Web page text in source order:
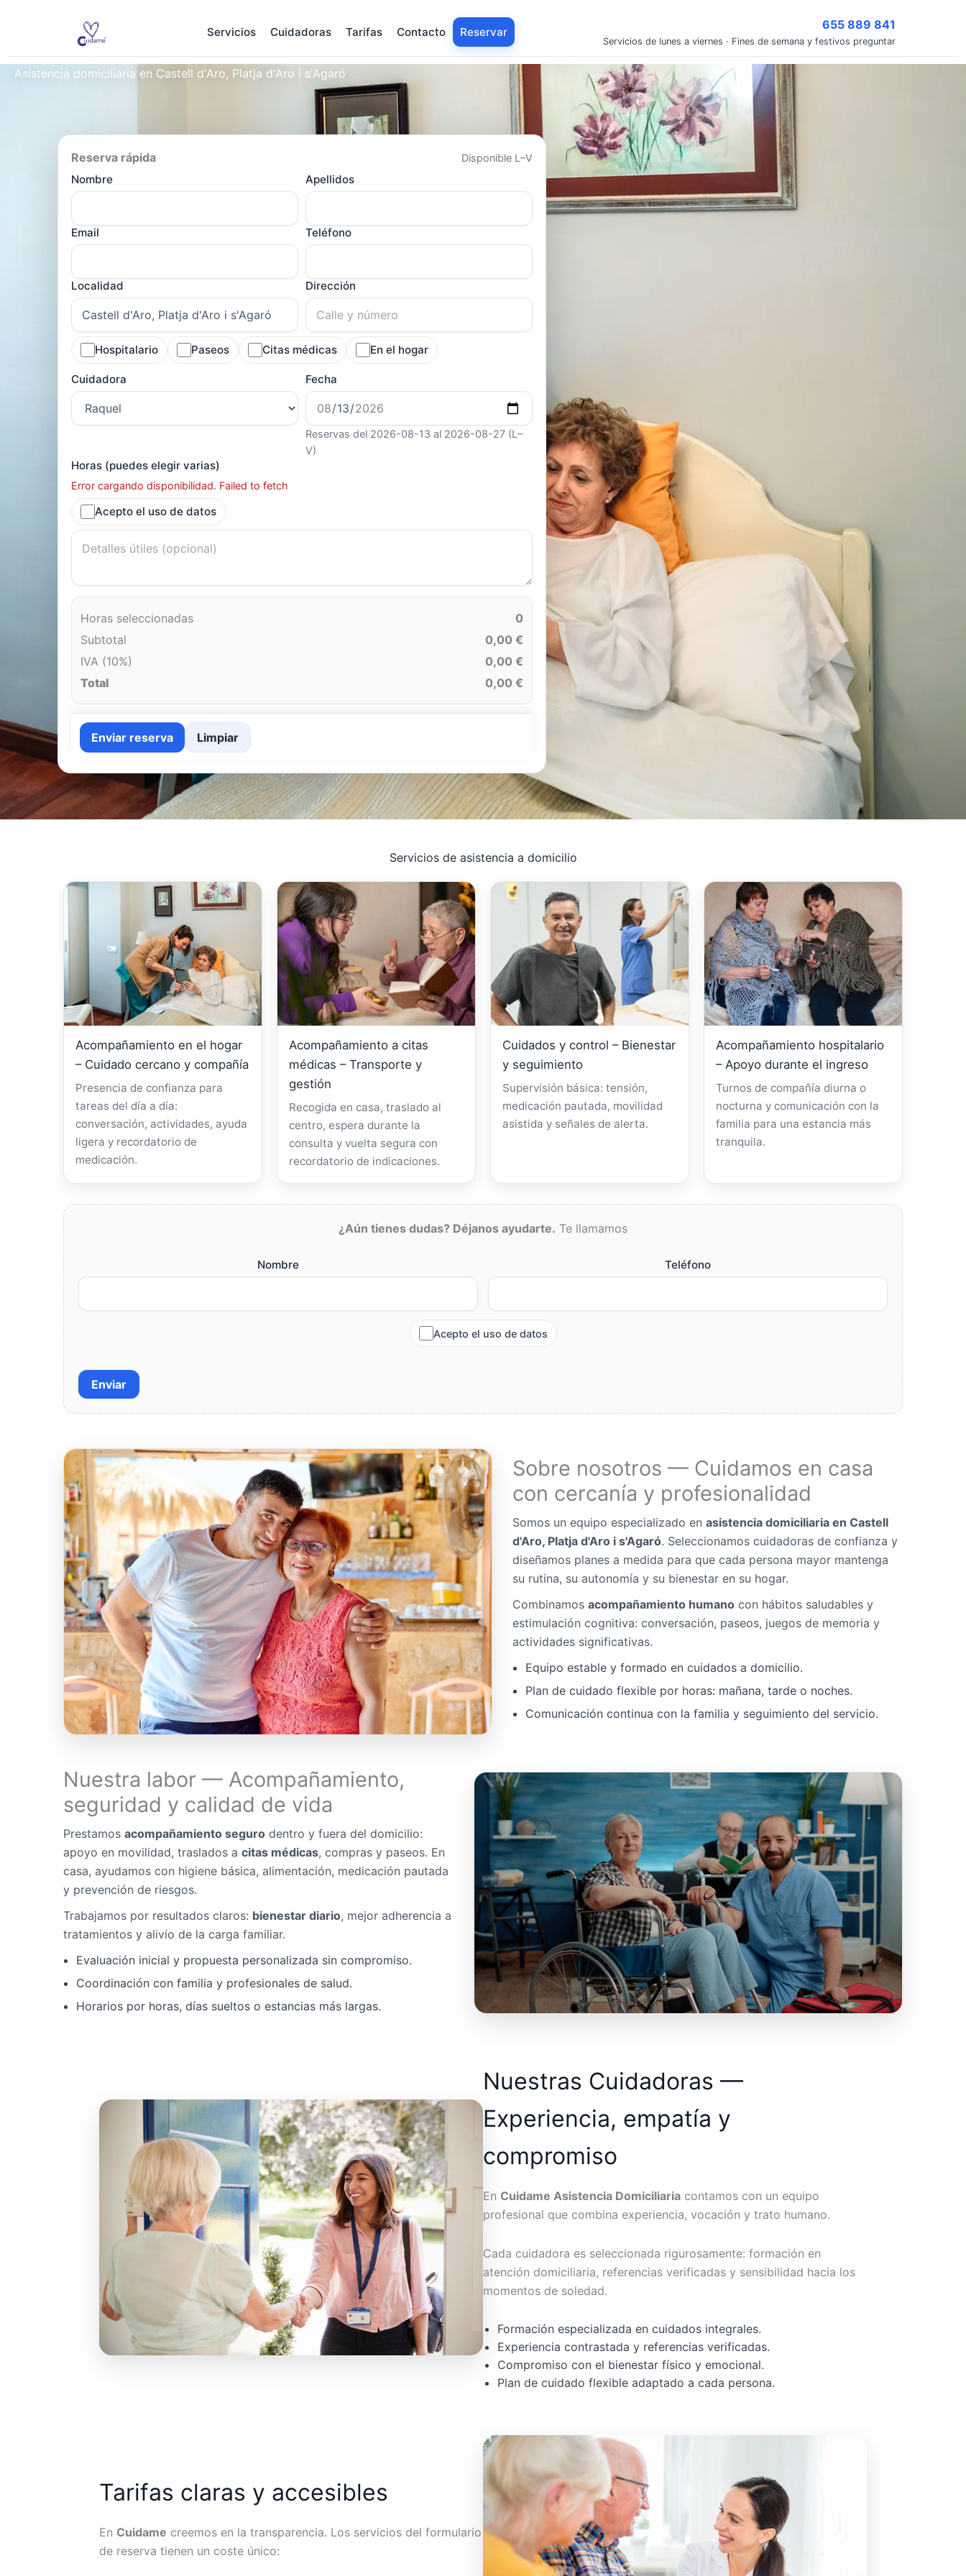
Servicios Cuidadoras Tarifas Contacto Reservar
655 889 841
Servicios de lunes a viernes · Fines de semana y festivos preguntar
Asistencia domiciliaria en Castell d'Aro, Platja d'Aro i s'Agaró
Reserva rápida Disponible L–V
Nombre Apellidos
Email Teléfono
Localidad Dirección
Hospitalario Paseos Citas médicas En el hogar
Cuidadora Fecha
Reservas del 2026-08-13 al 2026-08-27 (L–
V)
Horas (puedes elegir varias)
Error cargando disponibilidad. Failed to fetch
Acepto el uso de datos
Horas seleccionadas
0
Subtotal
0,00 €
IVA (10%)
0,00 €
Total
0,00 €
Enviar reserva Limpiar
Servicios de asistencia a domicilio
Acompañamiento en el hogar
– Cuidado cercano y compañía
Presencia de confianza para
tareas del día a día:
conversación, actividades, ayuda
ligera y recordatorio de
medicación.
Acompañamiento a citas
médicas – Transporte y
gestión
Recogida en casa, traslado al
centro, espera durante la
consulta y vuelta segura con
recordatorio de indicaciones.
Cuidados y control – Bienestar
y seguimiento
Supervisión básica: tensión,
medicación pautada, movilidad
asistida y señales de alerta.
Acompañamiento hospitalario
– Apoyo durante el ingreso
Turnos de compañía diurna o
nocturna y comunicación con la
familia para una estancia más
tranquila.
¿Aún tienes dudas? Déjanos ayudarte. Te llamamos
Nombre Teléfono
Acepto el uso de datos
Enviar
Sobre nosotros — Cuidamos en casa
con cercanía y profesionalidad
Somos un equipo especializado enasistencia domiciliaria en Castell
d'Aro, Platja d'Aro i s'Agaró. Seleccionamos cuidadoras de confianza y
diseñamos planes a medida para que cada persona mayor mantenga
su rutina, su autonomía y su bienestar en su hogar.
Combinamosacompañamiento humano con hábitos saludables y
estimulación cognitiva: conversación, paseos, juegos de memoria y
actividades significativas.
Equipo estable y formado en cuidados a domicilio.
Plan de cuidado flexible por horas: mañana, tarde o noches.
Comunicación continua con la familia y seguimiento del servicio.
Nuestra labor — Acompañamiento,
seguridad y calidad de vida
Prestamos acompañamiento seguro dentro y fuera del domicilio:
apoyo en movilidad, traslados a citas médicas, compras y paseos. En
casa, ayudamos con higiene básica, alimentación, medicación pautada
y prevención de riesgos.
Trabajamos por resultados claros: bienestar diario, mejor adherencia a
tratamientos y alivio de la carga familiar.
Evaluación inicial y propuesta personalizada sin compromiso.
Coordinación con familia y profesionales de salud.
Horarios por horas, días sueltos o estancias más largas.
Nuestras Cuidadoras —
Experiencia, empatía y
compromiso
En Cuidame Asistencia Domiciliaria contamos con un equipo
profesional que combina experiencia, vocación y trato humano.
Cada cuidadora es seleccionada rigurosamente: formación en
atención domiciliaria, referencias verificadas y sensibilidad hacia los
momentos de soledad.
Formación especializada en cuidados integrales.
Experiencia contrastada y referencias verificadas.
Compromiso con el bienestar físico y emocional.
Plan de cuidado flexible adaptado a cada persona.
Tarifas claras y accesibles
En Cuidame creemos en la transparencia. Los servicios del formulario
de reserva tienen un coste único: